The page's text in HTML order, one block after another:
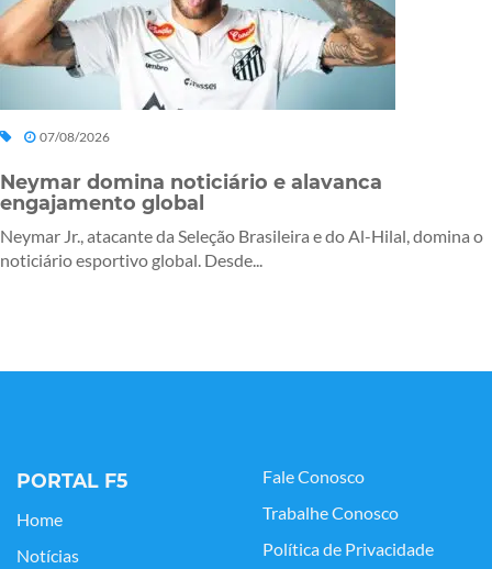
07/08/2026
Neymar domina noticiário e alavanca
engajamento global
Neymar Jr., atacante da Seleção Brasileira e do Al-Hilal, domina o
noticiário esportivo global. Desde...
PORTAL F5
Home
Notícias
Fale Conosco
Trabalhe Conosco
Política de Privacidade